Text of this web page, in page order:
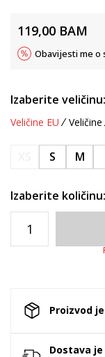
119,00 BAM
Obavijesti me o
Izaberite veličinu:
Veličine EU Veličine
S M
Izaberite količinu:
Proizvod
Dostava